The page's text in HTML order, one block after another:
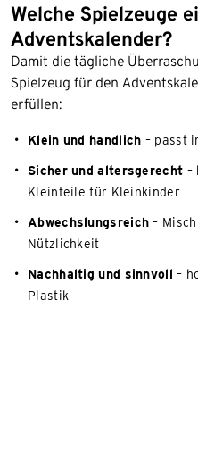
Welche Spielzeuge
Adventskalender?
Damit die tägliche
Spielzeug für den
erfüllen:
Klein und handlich – passt
Sicher und altersgerecht –
Kleinteile für Kleinkinder
Abwechslungsreich–
Nützlichkeit
Nachhaltig und sinnvoll–
Plastik